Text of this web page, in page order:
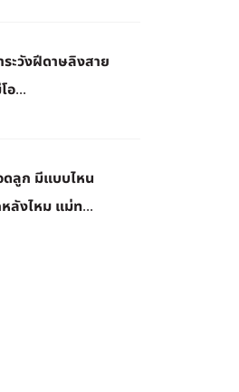
ะวังฝีดาษลิงสาย
อ...
ลูก มีแบบไหน
ลังไหม แม่ท...